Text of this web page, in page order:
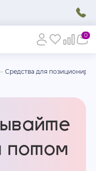
0
Средства для
потом